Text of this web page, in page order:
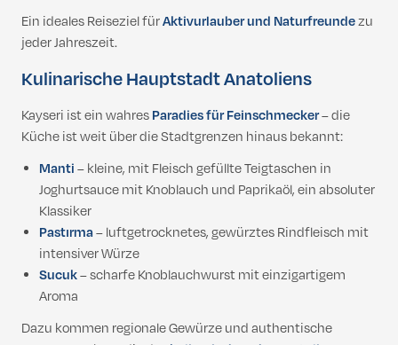
Ein ideales Reiseziel fürAktivurlauber und Naturfreundezu
jeder Jahreszeit.
Kulinarische Hauptstadt Anatoliens
Kayseri ist ein wahresParadies für Feinschmecker– die
Küche ist weit über die Stadtgrenzen hinaus bekannt:
Manti– kleine, mit Fleisch gefüllte Teigtaschen in
Joghurtsauce mit Knoblauch und Paprikaöl, ein absoluter
Klassiker
Pastırma– luftgetrocknetes, gewürztes Rindfleisch mit
intensiver Würze
Sucuk– scharfe Knoblauchwurst mit einzigartigem
Aroma
Dazu kommen regionale Gewürze und authentische